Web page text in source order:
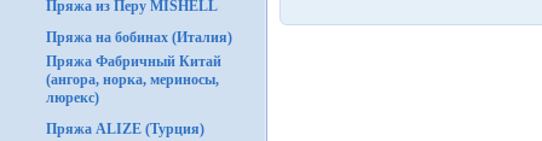
Пряжа из Перу MISHELL
Пряжа на бобинах (Италия)
Пряжа Фабричный Китай
(ангора, норка, мериносы,
люрекс)
Пряжа ALIZE (Турция)